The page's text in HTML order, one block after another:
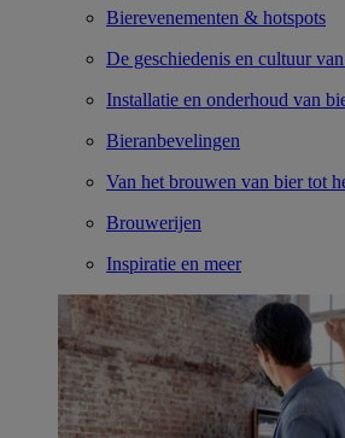
Bierevenementen & hotspots
De geschiedenis en cultuur
Installatie en onderhoud van
Bieranbevelingen
Van het brouwen van bier tot
Brouwerijen
Inspiratie en meer